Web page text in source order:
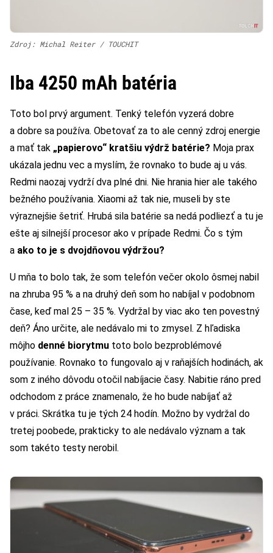
Zdroj: Michal Reiter / TOUCHIT
Iba 4250 mAh batéria
Toto bol prvý argument. Tenký telefón vyzerá dobre
a dobre sa používa. Obetovať za to ale cenný zdroj energie
a mať tak „papierovo“ kratšiu výdrž batérie? Moja prax
ukázala jednu vec a myslím, že rovnako to bude aj u vás.
Redmi naozaj vydrží dva plné dni. Nie hrania hier ale takého
bežného používania. Xiaomi až tak nie, museli by ste
výraznejšie šetriť. Hrubá sila batérie sa nedá podliezť a tu je
ešte aj silnejší procesor ako v prípade Redmi. Čo s tým
a ako to je s dvojdňovou výdržou?
U mňa to bolo tak, že som telefón večer okolo ôsmej nabil
na zhruba 95 % a na druhý deň som ho nabíjal v podobnom
čase, keď mal 25 – 35 %. Vydržal by viac ako ten povestný
deň? Áno určite, ale nedávalo mi to zmysel. Z hľadiska
môjho denné biorytmu toto bolo bezproblémové
používanie. Rovnako to fungovalo aj v raňajších hodinách, ak
som z iného dôvodu otočil nabíjacie časy. Nabitie ráno pred
odchodom z práce znamenalo, že ho bude nabíjať až
v práci. Skrátka tu je tých 24 hodín. Možno by vydržal do
tretej poobede, prakticky to ale nedávalo význam a tak
som takéto testy nerobil.